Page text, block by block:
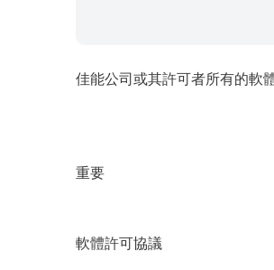
佳能公司或其許可者所有的軟
重要
軟體許可協議